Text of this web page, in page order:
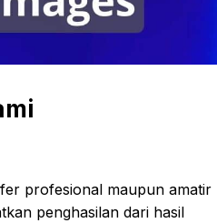
profesional maupun amatir
penghasilan dari hasil